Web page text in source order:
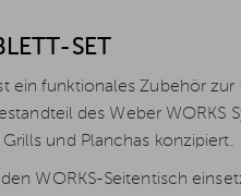
SET
ein funktionales Zubehör
des Weber
und Planchas konzipiert.
WORKS-Seitentisch